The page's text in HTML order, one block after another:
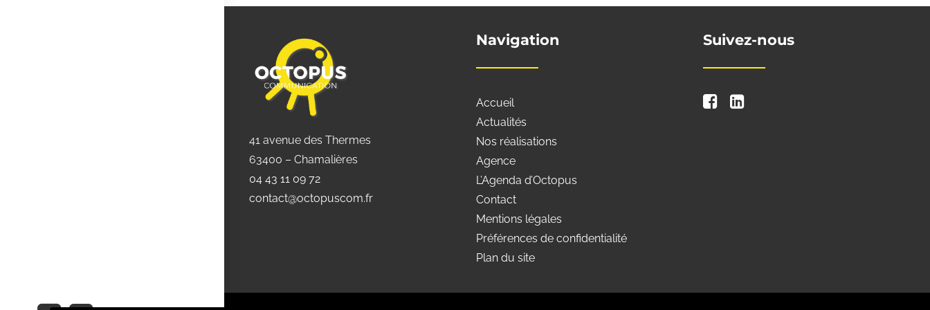
41 avenue des Thermes
63400 – Chamalières
04 43 11 09 72
contact@octopuscom.fr
Navigation
Accueil
Actualités
Nos réalisations
Agence
L’Agenda d’Octopus
Contact
Mentions légales
Préférences de confidentialité
Plan du site
Suivez-nous